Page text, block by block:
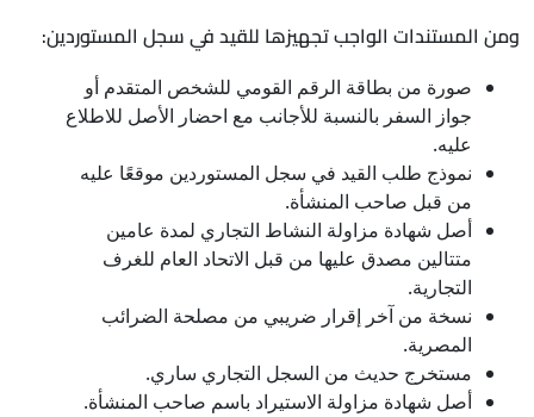
ومن المستندات الواجب تجهيزها للقيد في سجل المستوردين:
صورة من بطاقة الرقم القومي للشخص المتقدم أو
جواز السفر بالنسبة للأجانب مع احضار الأصل للاطلاع
عليه.
نموذج طلب القيد في سجل المستوردين موقعًا عليه
من قبل صاحب المنشأة.
أصل شهادة مزاولة النشاط التجاري لمدة عامين
متتالين مصدق عليها من قبل الاتحاد العام للغرف
التجارية.
نسخة من آخر إقرار ضريبي من مصلحة الضرائب
المصرية.
مستخرج حديث من السجل التجاري ساري.
أصل شهادة مزاولة الاستيراد باسم صاحب المنشأة.